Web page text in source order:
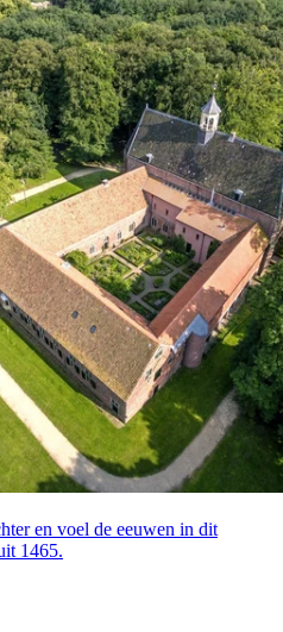
en voel de eeuwen in dit
1465.